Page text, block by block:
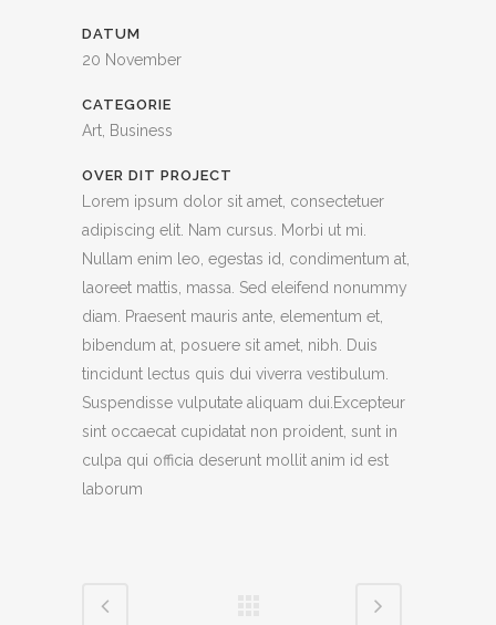
DATUM
20 November
CATEGORIE
Art, Business
OVER DIT PROJECT
Lorem ipsum dolor sit amet, consectetuer
adipiscing elit. Nam cursus. Morbi ut mi.
Nullam enim leo, egestas id, condimentum at,
laoreet mattis, massa. Sed eleifend nonummy
diam. Praesent mauris ante, elementum et,
bibendum at, posuere sit amet, nibh. Duis
tincidunt lectus quis dui viverra vestibulum.
Suspendisse vulputate aliquam dui.Excepteur
sint occaecat cupidatat non proident, sunt in
culpa qui officia deserunt mollit anim id est
laborum